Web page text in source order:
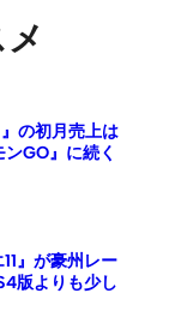
の初月売上は
GO』に続く
』が豪州レー
版よりも少し